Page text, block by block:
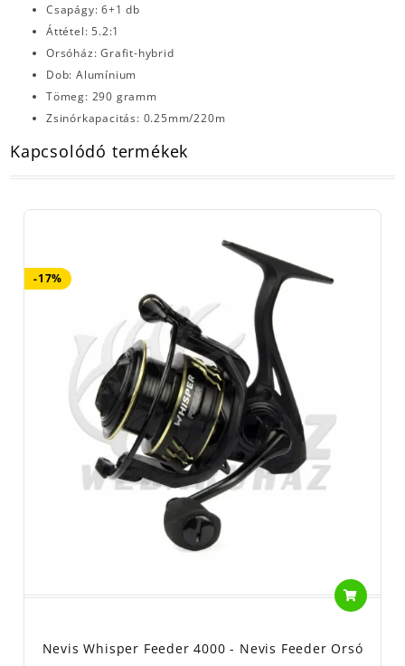
Csapágy: 6+1 db
Áttétel: 5.2:1
Orsóház: Grafit-hybrid
Dob: Alumínium
Tömeg: 290 gramm
Zsinórkapacitás: 0.25mm/220m
Kapcsolódó termékek
-17%
Nevis Whisper Feeder 4000 - Nevis Feeder Orsó